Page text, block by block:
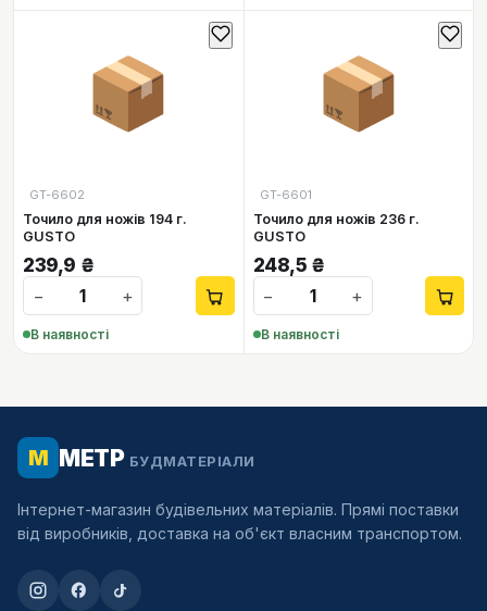
📦
GT-6602
Точило для ножів 194 г.
GUSTO
239,9 ₴
−
+
В наявності
📦
GT-6601
Точило для ножів 236 г.
GUSTO
248,5 ₴
−
+
В наявності
М МЕТР БУДМАТЕРІАЛИ
Інтернет-магазин будівельних матеріалів. Прямі поставки
від виробників, доставка на об'єкт власним транспортом.